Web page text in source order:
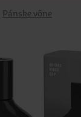
Pánske vône